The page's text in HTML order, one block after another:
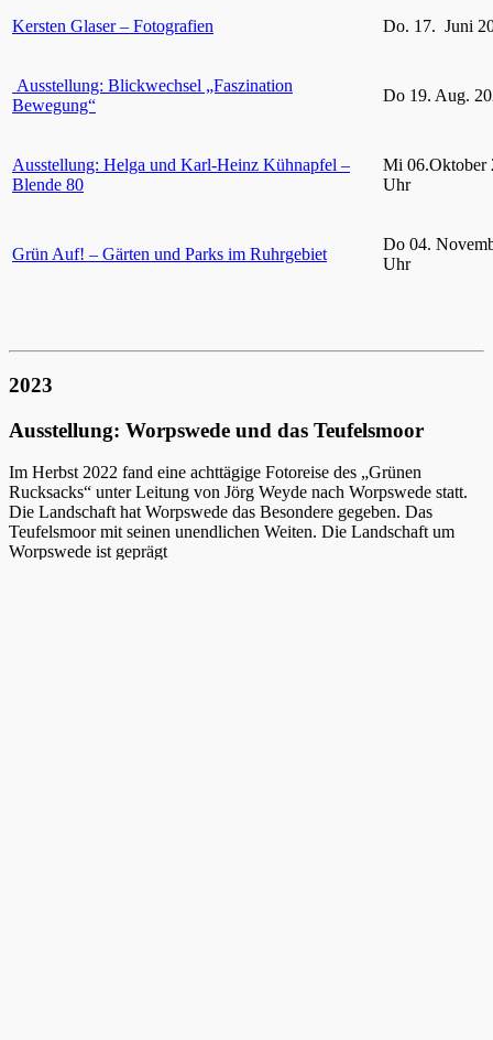
Kersten Glaser – Fotografien Do. 17. Juni
Ausstellung: Blickwechsel „Faszination
Bewegung“
Do 19. Aug.
Ausstellung: Helga und Karl-Heinz Kühnapfel –
Blende 80
Mi 06.Oktober
Uhr
Grün Auf! – Gärten und Parks im Ruhrgebiet
Do 04.
Uhr
2023
Ausstellung: Worpswede und das Teufelsmoor
Im Herbst 2022 fand eine achttägige Fotoreise des „Grünen
Rucksacks“ unter Leitung von Jörg Weyde nach Worpswede statt.
Die Landschaft hat Worpswede das Besondere gegeben. Das
Teufelsmoor mit seinen unendlichen Weiten. Die Landschaft um
Worpswede ist geprägt